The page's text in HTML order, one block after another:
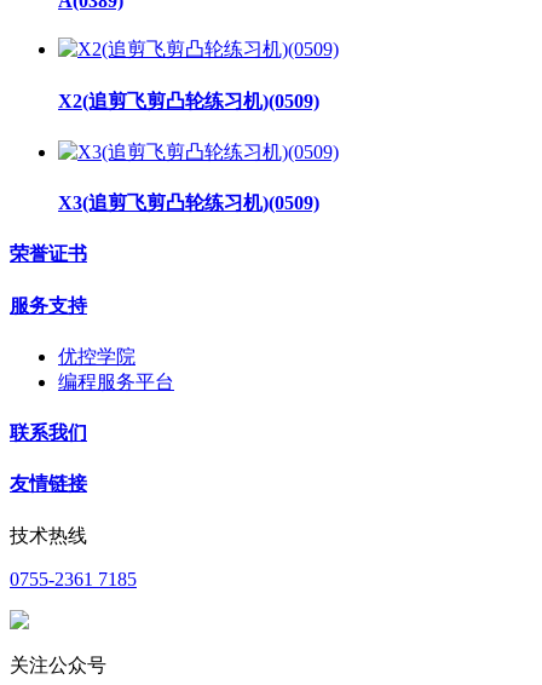
X2(追剪飞剪凸轮练习机)(0509)
X3(追剪飞剪凸轮练习机)(0509)
荣誉证书
服务支持
优控学院
编程服务平台
联系我们
友情链接
技术热线
0755-2361 7185
关注公众号